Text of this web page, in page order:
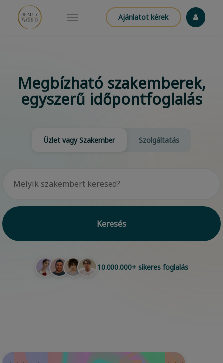
Ajánlatot kérek
Megbízható szakemberek,
egyszerű időpontfoglalás
Üzlet vagy Szakember Szolgáltatás
Keresés
10.000.000+ sikeres foglalás